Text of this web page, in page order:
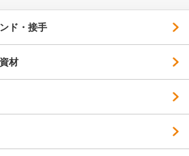
ド・接手
材